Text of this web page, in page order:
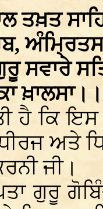
ਤਖ਼ਤ
ਸਵਾਰੇ
ਹੈ ਕਿ
ਅਤੇ
ਜੀ।
ਗੁਰੂ